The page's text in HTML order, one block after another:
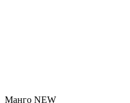
Манго NEW